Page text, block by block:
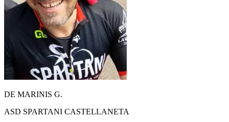
DE MARINIS G.
ASD SPARTANI CASTELLANETA